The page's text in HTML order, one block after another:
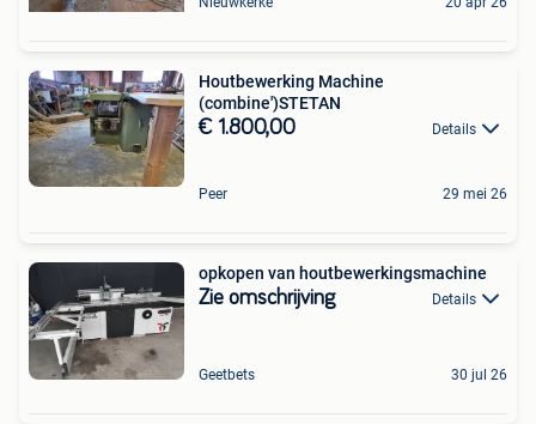
Houtbewerking Machine
(combine')STETAN
€ 1.800,00 Details
Peer 29 mei 26
opkopen van houtbewerkingsmachine
Zie omschrijving Details
Geetbets 30 jul 26